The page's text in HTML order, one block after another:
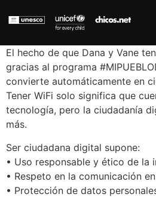
El hecho de que Dana y Vane
gracias al programa
convierte automáticamente en
Tener WiFi solo significa que
tecnología, pero la ciudadanía
más.
Ser ciudadana digital supone:
• Uso responsable y ético de la
• Respeto en la comunicación
• Protección de datos